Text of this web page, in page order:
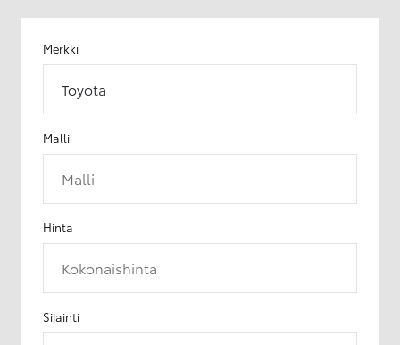
Merkki
Toyota
Malli
Malli
Hinta
Kokonaishinta
Sijainti